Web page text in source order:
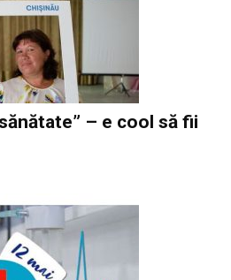
– e cool să fii